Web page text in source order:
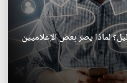
لماذا يصر بعض الإعلاميين